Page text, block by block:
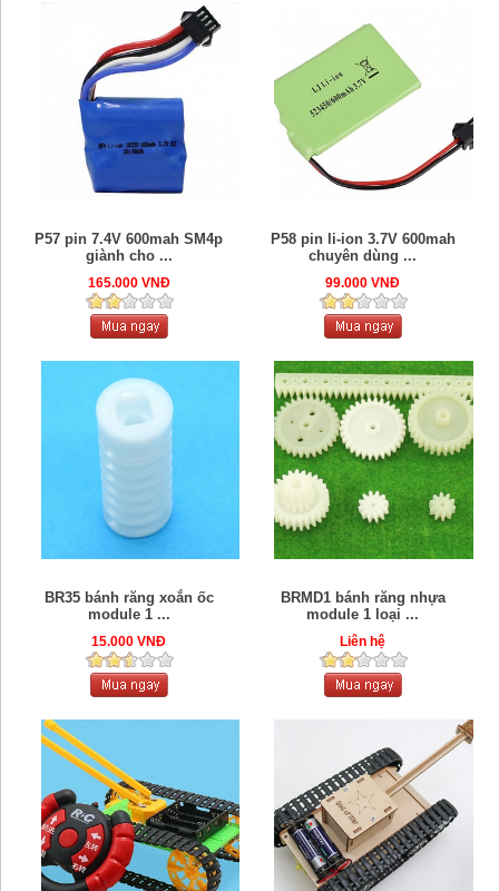
P57 pin 7.4V 600mah SM4p
giành cho ...
165.000 VNĐ
P58 pin li-ion 3.7V 600mah
chuyên dùng ...
99.000 VNĐ
BR35 bánh răng xoắn ốc
module 1 ...
15.000 VNĐ
BRMD1 bánh răng nhựa
module 1 loại ...
Liên hệ